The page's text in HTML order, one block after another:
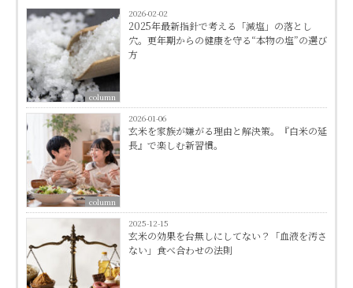
column
2026-02-02
2025年最新指針で考える「減塩」の落とし
穴。更年期からの健康を守る“本物の塩”の選び
方
column
2026-01-06
玄米を家族が嫌がる理由と解決策。『白米の延
長』で楽しむ新習慣。
2025-12-15
玄米の効果を台無しにしてない？「血液を汚さ
ない」食べ合わせの法則